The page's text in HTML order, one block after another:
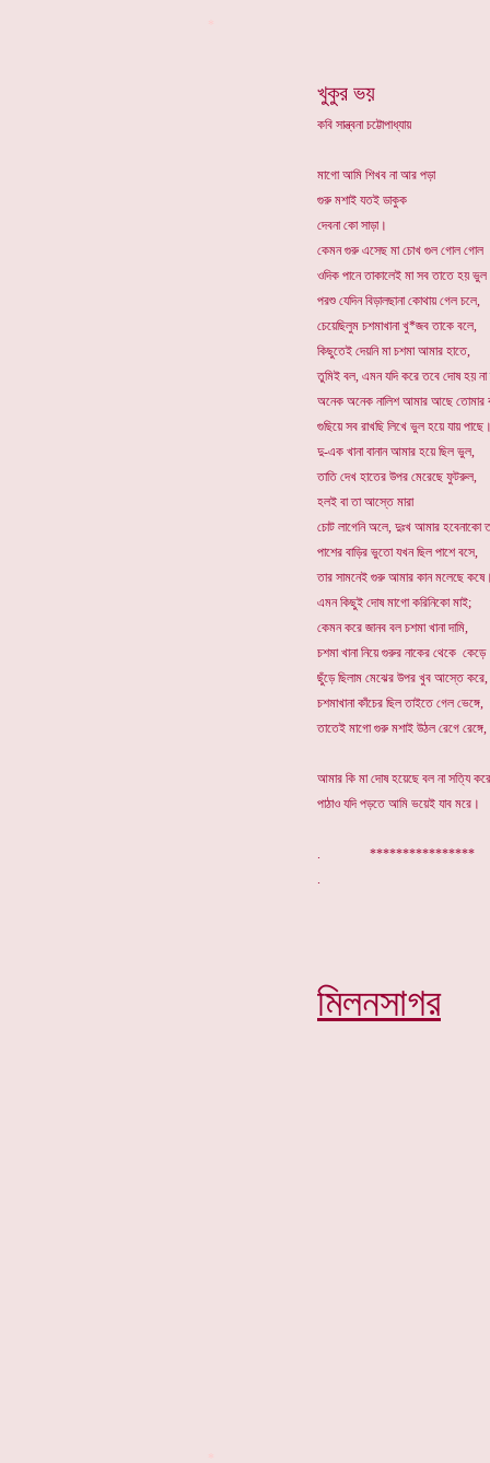
খুকুর ভয়
কবি সান্ত্বনা চট্টোপাধ্যায়
মাগো আমি শিখব না আর পড়া
গুরু মশাই যতই ডাকুক
দেবনা কো সাড়া।
কেমন গুরু এসেছ মা চোখ গুল গোল গোল
ওদিক পানে তাকালেই মা সব তাতে হয়
পরশু যেদিন বিড়ালছানা কোথায় গেল চলে,
চেয়েছিলুম চশমাখানা খু*জব তাকে বলে,
কিছুতেই দেয়নি মা চশমা আমার হাতে,
তুমিই বল, এমন যদি করে তবে দোষ হয়
অনেক অনেক নালিশ আমার আছে তোমার
গুছিয়ে সব রাখছি লিখে ভুল হয়ে যায়
দু-এক খানা বানান আমার হয়ে ছিল ভুল,
তাতি দেখ হাতের উপর মেরেছে ফুটরুল,
হলই বা তা আস্তে মারা
চোট লাগেনি অলে, দুঃখ আমার হবেনাকো
পাশের বাড়ির ভুতো যখন ছিল পাশে বসে,
তার সামনেই গুরু আমার কান মলেছে
এমন কিছুই দোষ মাগো করিনিকো মাই;
কেমন করে জানব বল চশমা খানা দামি,
চশমা খানা নিয়ে গুরুর নাকের থেকে কেড়ে
ছুঁড়ে ছিলাম মেঝের উপর খুব আস্তে করে,
চশমাখানা কাঁচের ছিল তাইতে গেল ভেঙ্গে,
তাতেই মাগো গুরু মশাই উঠল রেগে রেঙ্গে,
আমার কি মা দোষ হয়েছে বল না সত্যি
পাঠাও যদি পড়তে আমি ভয়েই যাব মরে।
. ****************
মিলনসাগর